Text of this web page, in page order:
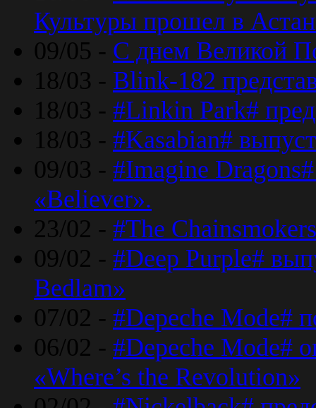
Культуры прошел в
09/05 - С днем Великой
18/03 - Blink-182
18/03 - #Linkin Park#
18/03 - #Kasabian#
09/03 - #Imagine
«Believer».
23/02 - #The
09/02 - #Deep Purple#
Bedlam»
07/02 - #Depeche Mode#
06/02 - #Depeche Mode#
«Where’s the Revolution»